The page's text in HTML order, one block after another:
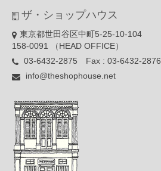
ザ・ショップハウス
東京都世田谷区中町5-25-10-104
158-0091 （HEAD OFFICE）
03-6432-2875 Fax : 03-6432-2876
info@theshophouse.net